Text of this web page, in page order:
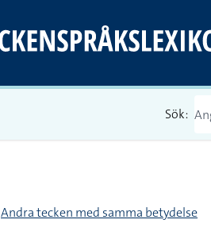
Sök:
Andra tecken med samma betydelse